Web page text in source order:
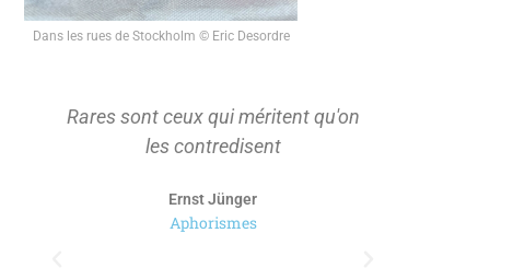
Dans les rues de Stockholm © Eric Desordre
Rares sont ceux qui méritent qu'on
les contredisent
Ernst Jünger
Aphorismes